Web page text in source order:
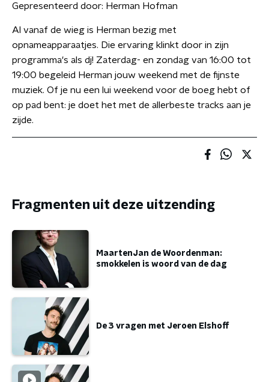
Gepresenteerd door: Herman Hofman
Al vanaf de wieg is Herman bezig met
opnameapparaatjes. Die ervaring klinkt door in zijn
programma's als dj! Zaterdag- en zondag van 16:00 tot
19:00 begeleid Herman jouw weekend met de fijnste
muziek. Of je nu een lui weekend voor de boeg hebt of
op pad bent: je doet het met de allerbeste tracks aan je
zijde.
Fragmenten uit deze uitzending
MaartenJan de Woordenman:
smokkelen is woord van de dag
De 3 vragen met Jeroen Elshoff